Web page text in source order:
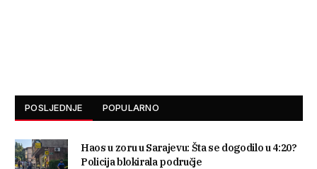
POSLJEDNJE POPULARNO
Haos u zoru u Sarajevu: Šta se dogodilo u 4:20?
Policija blokirala područje